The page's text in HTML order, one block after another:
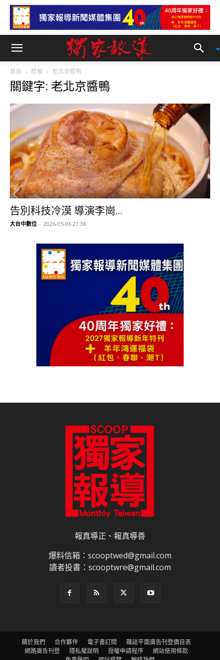
首頁 標籤 老北京醬鴨
關鍵字: 老北京醬鴨
告別科技冷漠 導演李崗...
大台中數位 - 2026-05-06 21:36
報真導正、報真導善
爆料信箱：scooptwed@gmail.com
讀者投書：scooptwre@gmail.com
關於我們 合作夥伴 電子書訂閱
雜誌平面廣告刊登價目表
網路廣告刊登
隱私權說明 授權申請程序
網站使用條款